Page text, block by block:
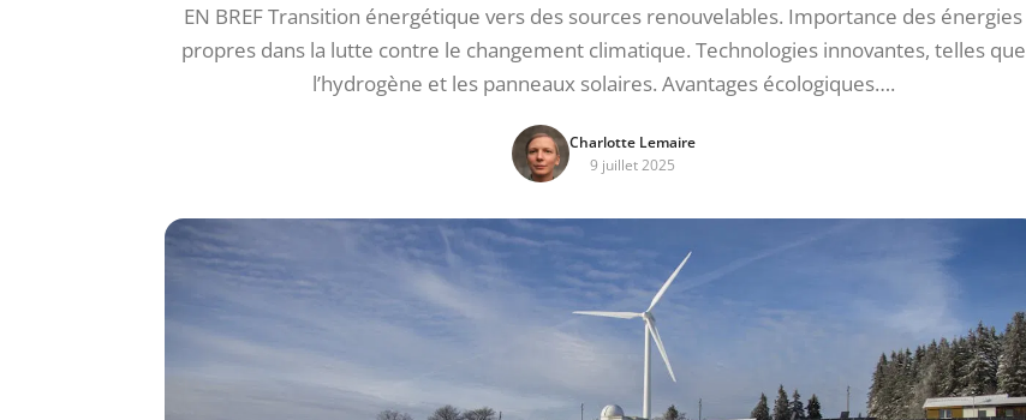
EN BREF Transition énergétique vers des sources renouvelables. Importance des énergies
propres dans la lutte contre le changement climatique. Technologies innovantes, telles que
l’hydrogène et les panneaux solaires. Avantages écologiques….
Charlotte Lemaire
9 juillet 2025